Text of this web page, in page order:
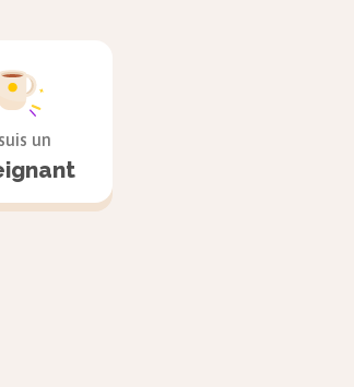
garçons ?
un